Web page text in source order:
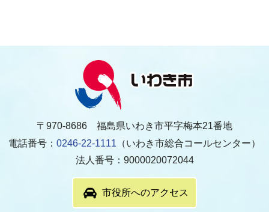
〒970-8686 福島県いわき市平字梅本21番地
電話番号： 0246-22-1111 （いわき市総合コールセンター）
法人番号：9000020072044
市役所へのアクセス